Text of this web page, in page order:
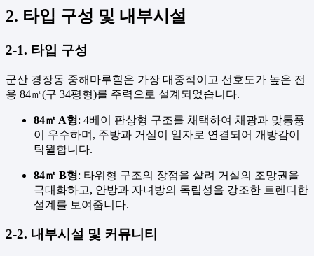
2. 타입 구성 및 내부시설
2-1. 타입 구성
군산 경장동 중해마루힐은 가장 대중적이고 선호도가 높은 전
용 84㎡(구 34평형)를 주력으로 설계되었습니다.
84㎡ A형: 4베이 판상형 구조를 채택하여 채광과 맞통풍
이 우수하며, 주방과 거실이 일자로 연결되어 개방감이
탁월합니다.
84㎡ B형: 타워형 구조의 장점을 살려 거실의 조망권을
극대화하고, 안방과 자녀방의 독립성을 강조한 트렌디한
설계를 보여줍니다.
2-2. 내부시설 및 커뮤니티